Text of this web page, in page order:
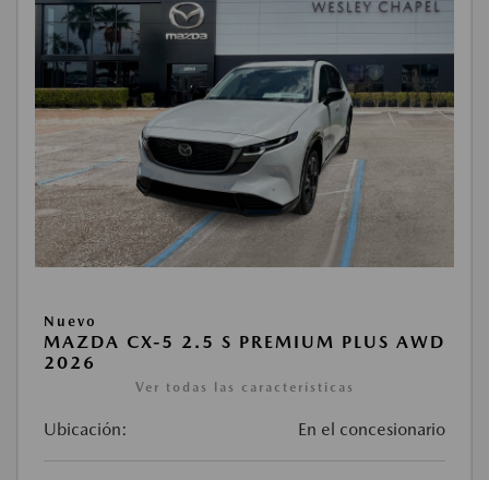
Nuevo
MAZDA CX-5 2.5 S PREMIUM PLUS AWD
2026
Ver todas las características
Ubicación: En el concesionario